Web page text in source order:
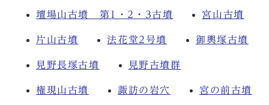
壇場山古墳 第1・2・3古墳 宮山古墳
片山古墳 法花堂2号墳 御輿塚古墳
見野長塚古墳 見野古墳群
権現山古墳 諏訪の岩穴 宮の前古墳